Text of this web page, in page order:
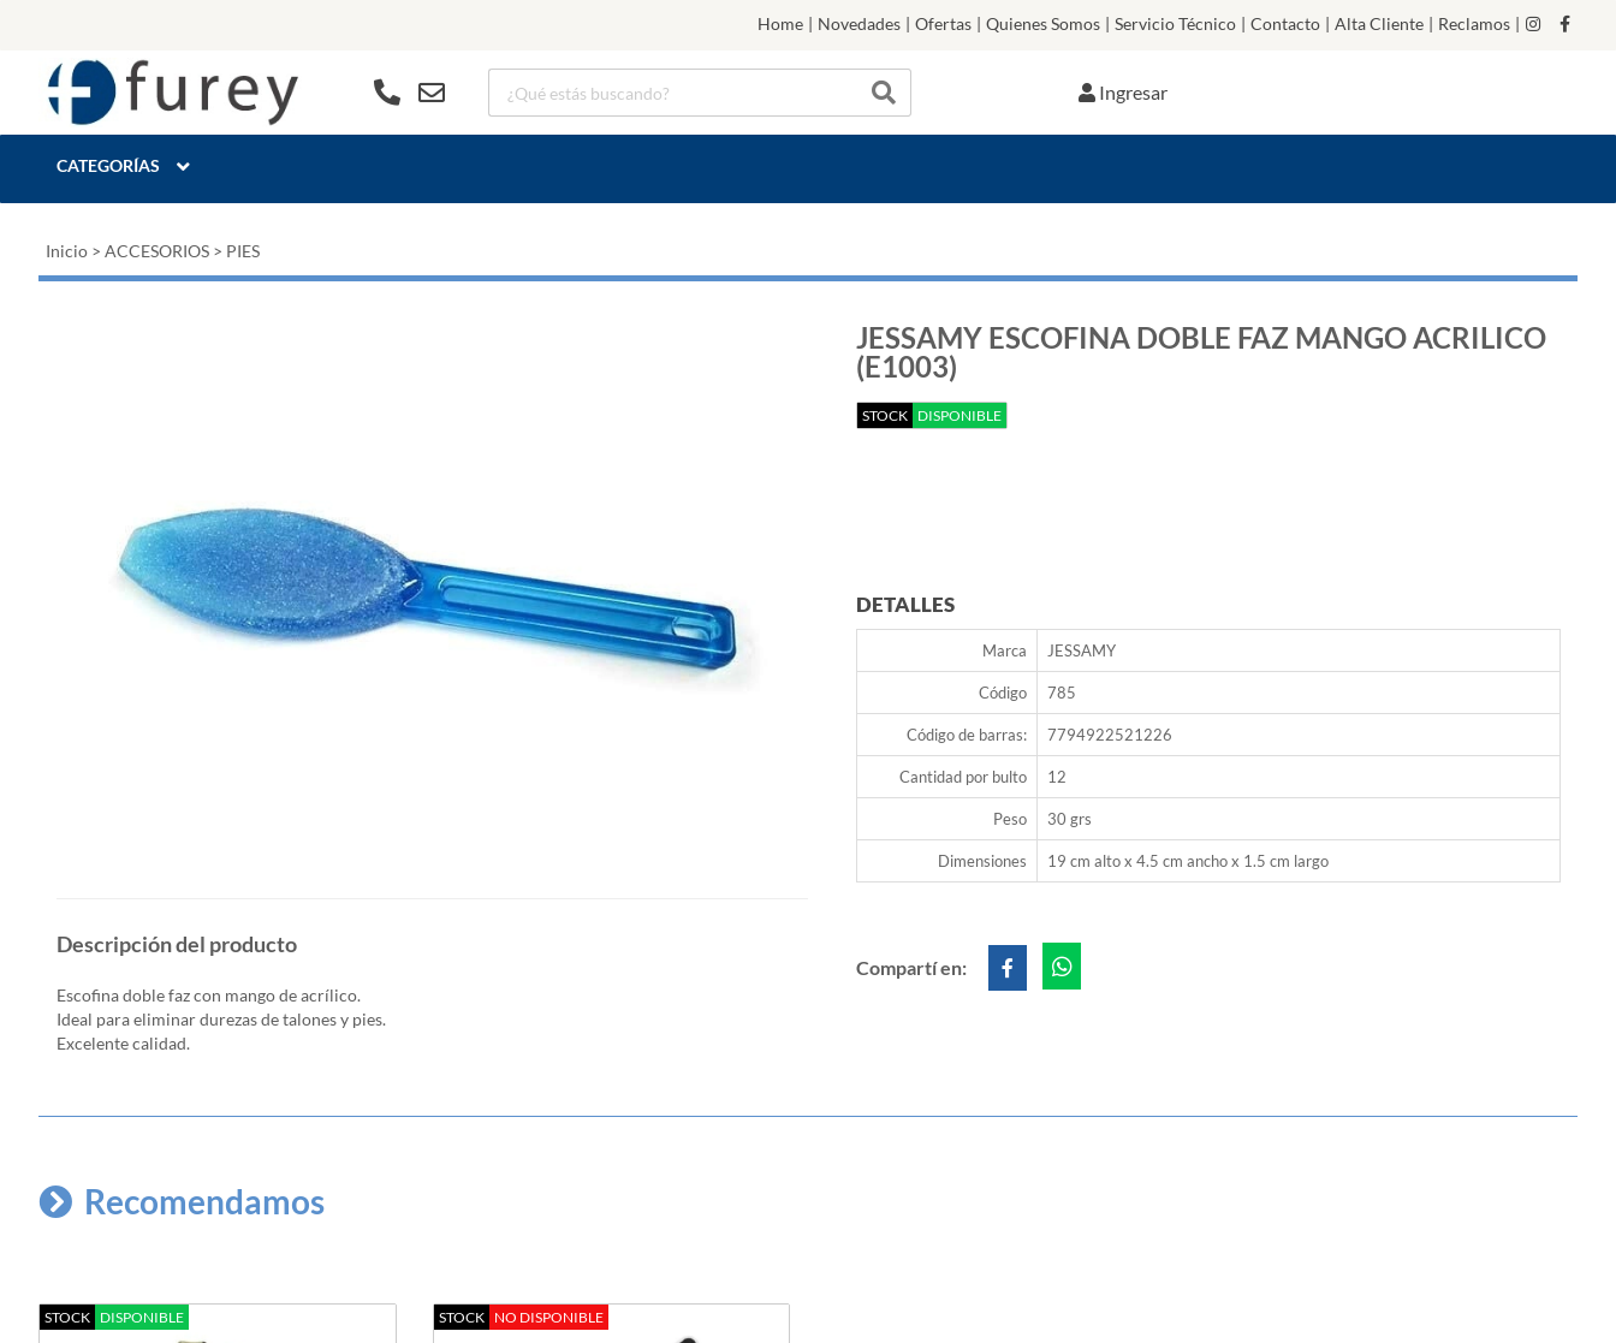
Home | Novedades | Ofertas | Quienes Somos | Servicio Técnico | Contacto | Alta Cliente | Reclamos |
Ingresar
CATEGORÍAS
Inicio > ACCESORIOS > PIES
JESSAMY ESCOFINA DOBLE FAZ MANGO ACRILICO
(E1003)
STOCK DISPONIBLE
DETALLES
Marca JESSAMY
Código 785
Código de barras: 7794922521226
Cantidad por bulto 12
Peso 30 grs
Dimensiones 19 cm alto x 4.5 cm ancho x 1.5 cm largo
Compartí en:
Descripción del producto
Escofina doble faz con mango de acrílico.
Ideal para eliminar durezas de talones y pies.
Excelente calidad.
Recomendamos
STOCK DISPONIBLE STOCK NO DISPONIBLE